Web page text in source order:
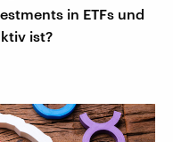
in ETFs und
ist?